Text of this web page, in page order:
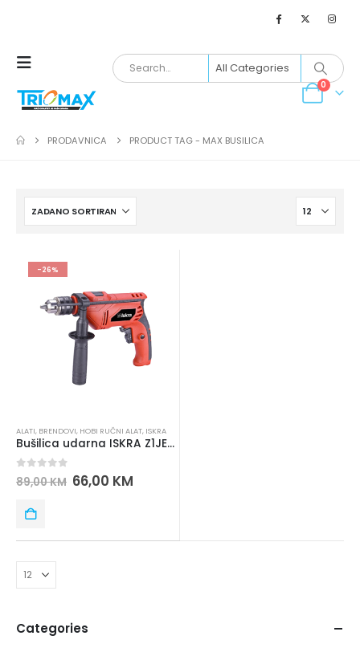
0
PRODAVNICA PRODUCT TAG - MAX BUSILICA
-26%
ALATI, BRENDOVI, HOBI RUČNI ALAT, ISKRA
Bušilica udarna ISKRA Z1JE-KK6-13 710W
out of 5
89,00KM 66,00 KM
Categories